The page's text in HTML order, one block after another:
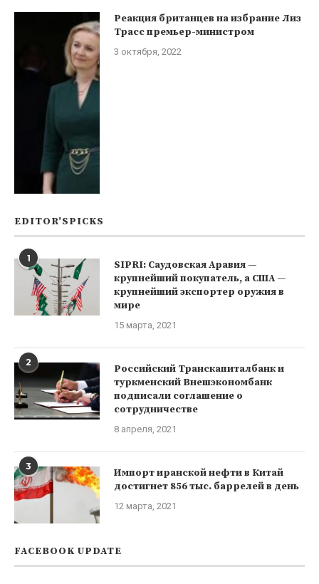
Реакция британцев на избрание Лиз
Трасс премьер-министром
3 октября, 2022
EDITOR’SPICKS
1
SIPRI: Саудовская Аравия —
крупнейший покупатель, а США —
крупнейший экспортер оружия в
мире
15 марта, 2021
2
Российский Транскапиталбанк и
туркменский Внешэкономбанк
подписали соглашение о
сотрудничестве
8 апреля, 2021
3
Импорт иранской нефти в Китай
достигнет 856 тыс. баррелей в день
12 марта, 2021
FACEBOOK UPDATE